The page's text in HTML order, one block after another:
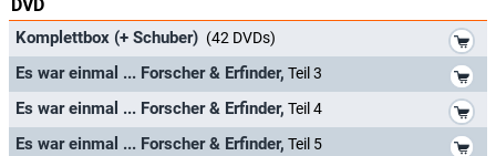
DVD
Komplettbox (+ Schuber) (42 DVDs)
Es war einmal ... Forscher & Erfinder, Teil 3
Es war einmal ... Forscher & Erfinder, Teil 4
Es war einmal ... Forscher & Erfinder, Teil 5